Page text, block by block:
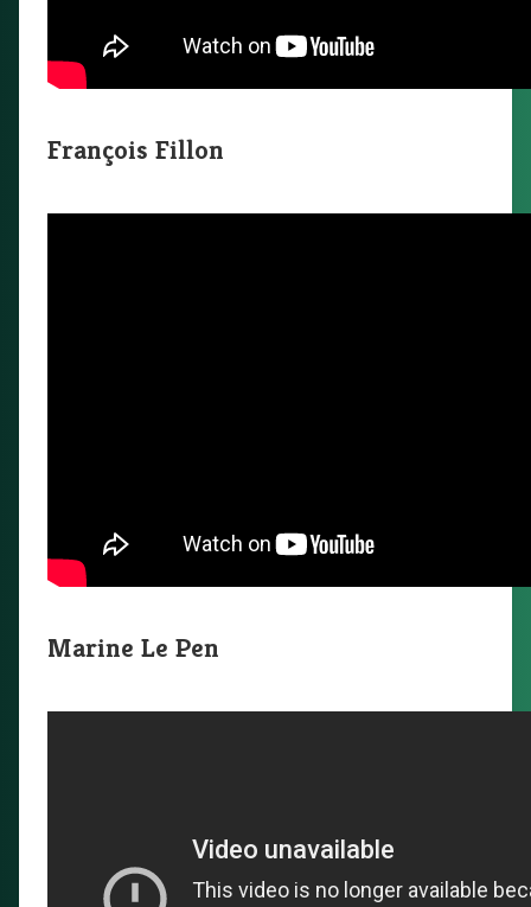
François Fillon
Marine Le Pen